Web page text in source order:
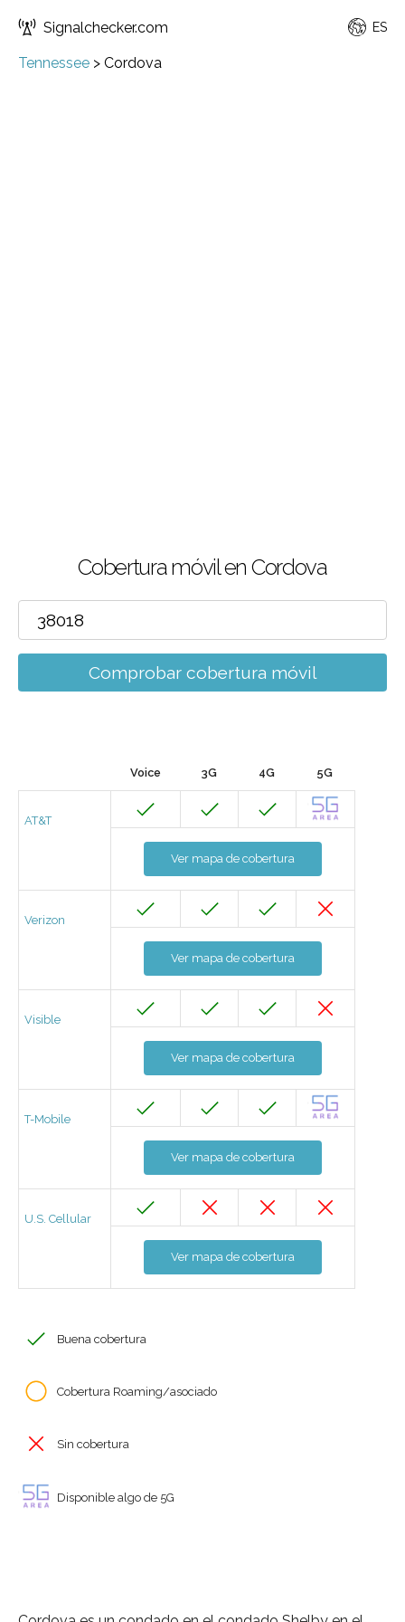
Signalchecker.com ES
Tennessee > Cordova
Cobertura móvil en Cordova
Comprobar cobertura móvil
Voice 3G 4G 5G
AT&T
Ver mapa de cobertura
Verizon
Ver mapa de cobertura
Visible
Ver mapa de cobertura
T-Mobile
Ver mapa de cobertura
U.S. Cellular
Ver mapa de cobertura
Buena cobertura
Cobertura Roaming/asociado
Sin cobertura
Disponible algo de 5G